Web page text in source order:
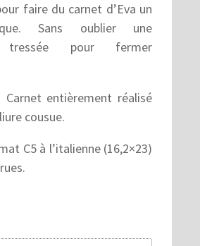
faire du carnet d’Eva un
Sans oublier une
tressée pour fermer
Carnet entièrement réalisé
cousue.
C5 à l’italienne (16,2×23)